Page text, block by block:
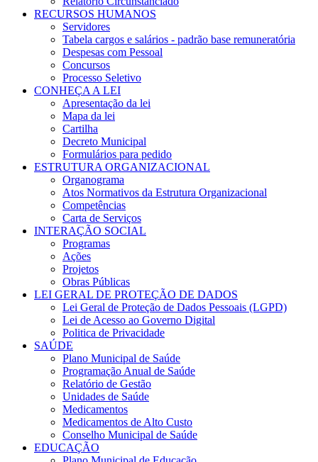
RECURSOS HUMANOS
Servidores
Tabela cargos e salários - padrão base remuneratória
Despesas com Pessoal
Concursos
Processo Seletivo
CONHEÇA A LEI
Apresentação da lei
Mapa da lei
Cartilha
Decreto Municipal
Formulários para pedido
ESTRUTURA ORGANIZACIONAL
Organograma
Atos Normativos da Estrutura Organizacional
Competências
Carta de Serviços
INTERAÇÃO SOCIAL
Programas
Ações
Projetos
Obras Públicas
LEI GERAL DE PROTEÇÃO DE DADOS
Lei Geral de Proteção de Dados Pessoais (LGPD)
Lei de Acesso ao Governo Digital
Politica de Privacidade
SAÚDE
Plano Municipal de Saúde
Programação Anual de Saúde
Relatório de Gestão
Unidades de Saúde
Medicamentos
Medicamentos de Alto Custo
Conselho Municipal de Saúde
EDUCAÇÃO